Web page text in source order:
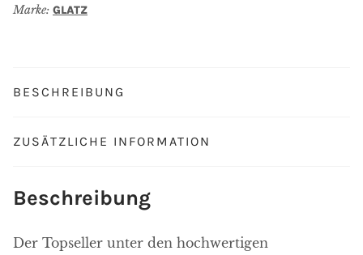
Marke: GLATZ
BESCHREIBUNG
ZUSÄTZLICHE INFORMATION
Beschreibung
Der Topseller unter den hochwertigen